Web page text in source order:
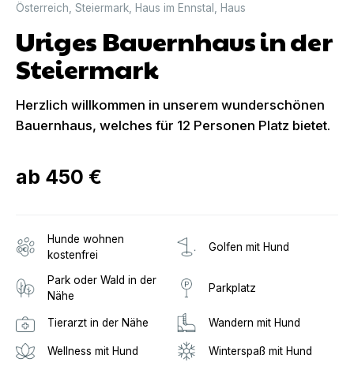
Österreich Steiermark Haus im Ennstal Haus
Uriges Bauernhaus in der
Steiermark
Herzlich willkommen in unserem wunderschönen
Bauernhaus, welches für 12 Personen Platz bietet.
ab 450 €
Hunde wohnen
kostenfrei
Golfen mit Hund
Park oder Wald in der
Nähe
Parkplatz
Tierarzt in der Nähe Wandern mit Hund
Wellness mit Hund Winterspaß mit Hund